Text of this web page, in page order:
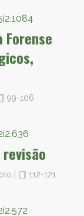
Forense
99-106
112-121